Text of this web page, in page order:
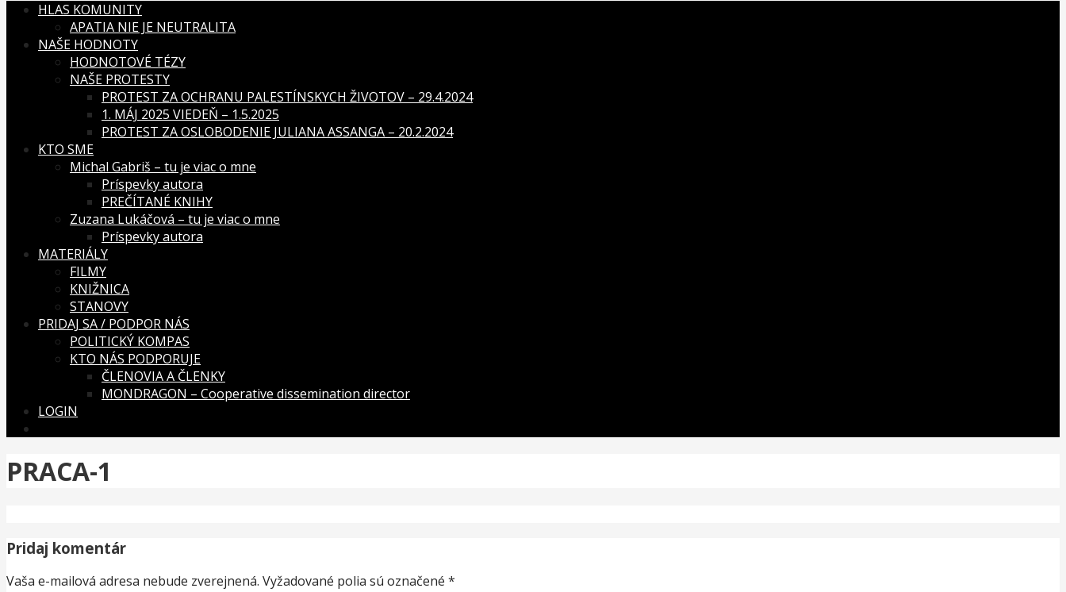
HLAS KOMUNITY
APATIA NIE JE NEUTRALITA
NAŠE HODNOTY
HODNOTOVÉ TÉZY
NAŠE PROTESTY
PROTEST ZA OCHRANU PALESTÍNSKYCH ŽIVOTOV – 29.4.2024
1. MÁJ 2025 VIEDEŇ – 1.5.2025
PROTEST ZA OSLOBODENIE JULIANA ASSANGA – 20.2.2024
KTO SME
Michal Gabriš – tu je viac o mne
Príspevky autora
PREČÍTANÉ KNIHY
Zuzana Lukáčová – tu je viac o mne
Príspevky autora
MATERIÁLY
FILMY
KNIŽNICA
STANOVY
PRIDAJ SA / PODPOR NÁS
POLITICKÝ KOMPAS
KTO NÁS PODPORUJE
ČLENOVIA A ČLENKY
MONDRAGON – Cooperative dissemination director
LOGIN
PRACA-1
Pridaj komentár
Vaša e-mailová adresa nebude zverejnená. Vyžadované polia sú označené *